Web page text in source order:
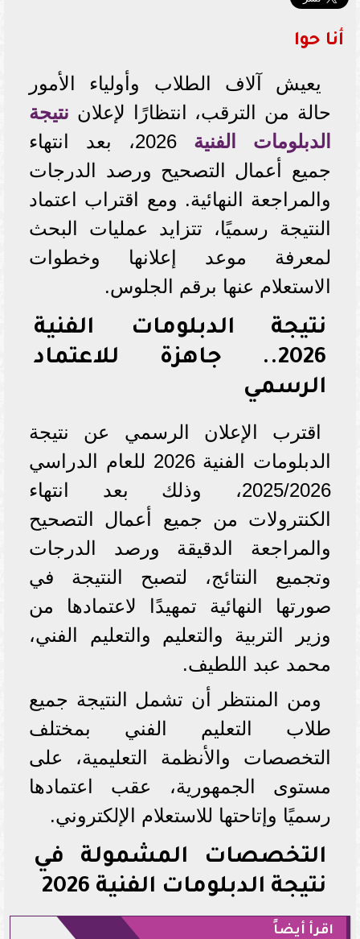
أنا حوا
يعيش آلاف الطلاب وأولياء الأمور
حالة من الترقب، انتظارًا لإعلان نتيجة
الدبلومات الفنية
2026، بعد انتهاء
جميع أعمال التصحيح ورصد الدرجات
والمراجعة النهائية. ومع اقتراب اعتماد
النتيجة رسميًا، تتزايد عمليات البحث
لمعرفة موعد إعلانها وخطوات
الاستعلام عنها برقم الجلوس.
نتيجة الدبلومات الفنية
2026.. جاهزة للاعتماد
الرسمي
اقترب الإعلان الرسمي عن نتيجة
الدبلومات الفنية 2026 للعام الدراسي
2025/2026، وذلك بعد انتهاء
الكنترولات من جميع أعمال التصحيح
والمراجعة الدقيقة ورصد الدرجات
وتجميع النتائج، لتصبح النتيجة في
صورتها النهائية تمهيدًا لاعتمادها من
وزير التربية والتعليم والتعليم الفني،
محمد عبد اللطيف.
ومن المنتظر أن تشمل النتيجة جميع
طلاب التعليم الفني بمختلف
التخصصات والأنظمة التعليمية، على
مستوى الجمهورية، عقب اعتمادها
رسميًا وإتاحتها للاستعلام الإلكتروني.
التخصصات المشمولة في
نتيجة الدبلومات الفنية 2026
اقرأ أيضاً